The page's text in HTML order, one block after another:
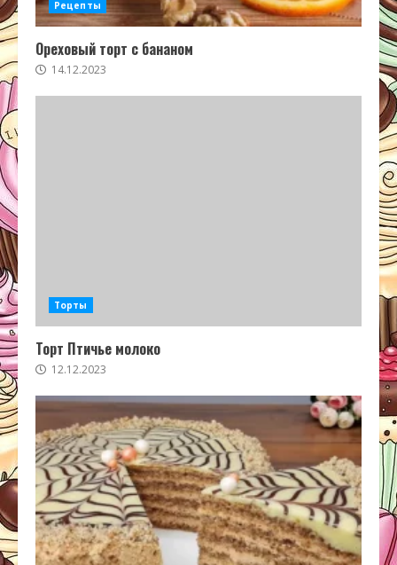
Рецепты
Ореховый торт с бананом
14.12.2023
Торты
Торт Птичье молоко
12.12.2023